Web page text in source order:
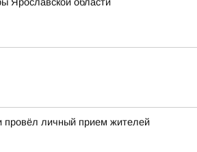
провёл личный прием жителей